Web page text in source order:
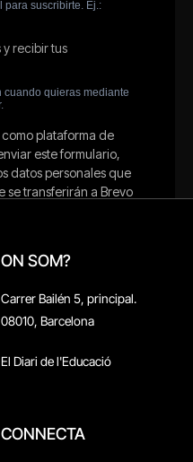
ON SOM?
Carrer Bailén 5, principal.
08010, Barcelona
El Diari de l'Educació
CONNECTA